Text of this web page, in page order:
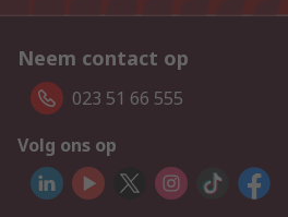
Neem contact op
023 51 66 555
Volg ons op